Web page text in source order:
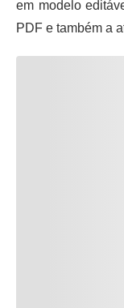
em modelo
PDF e também a